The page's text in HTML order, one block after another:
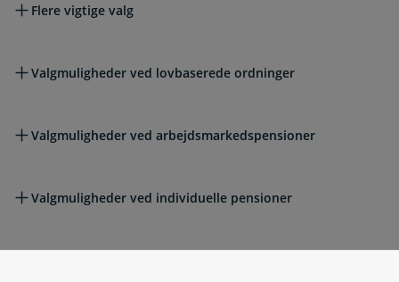
Flere vigtige valg
Valgmuligheder ved lovbaserede ordninger
Valgmuligheder ved arbejdsmarkedspensioner
Valgmuligheder ved individuelle pensioner